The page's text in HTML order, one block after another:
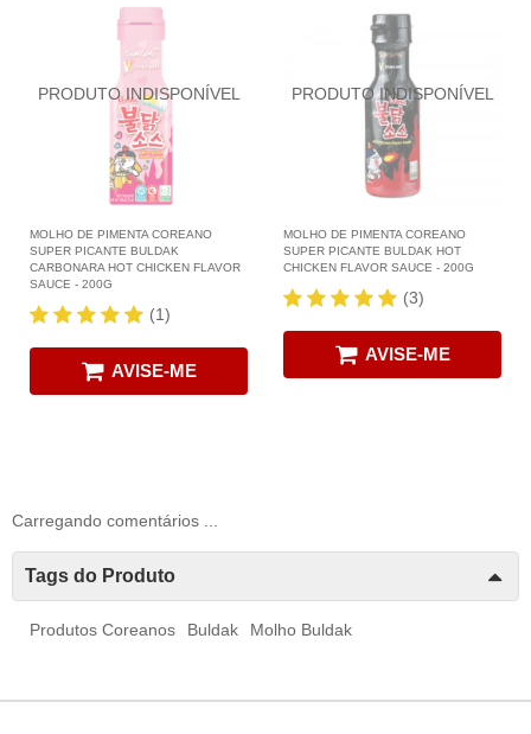
MOLHO DE PIMENTA COREANO
SUPER PICANTE BULDAK
CARBONARA HOT CHICKEN FLAVOR
SAUCE - 200G
(1)
AVISE-ME
MOLHO DE PIMENTA COREANO
SUPER PICANTE BULDAK HOT
CHICKEN FLAVOR SAUCE - 200G
(3)
AVISE-ME
Carregando comentários ...
Tags do Produto
Produtos Coreanos Buldak Molho Buldak